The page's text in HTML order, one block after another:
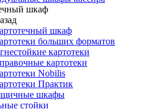
шкаф
шкаф
больших форматов
картотеки
картотеки
Nobilis
Практик
шкафы
стойки